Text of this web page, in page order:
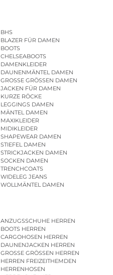
BHS
BLAZER FÜR DAMEN
BOOTS
CHELSEABOOTS
DAMENKLEIDER
DAUNENMÄNTEL DAMEN
GROSSE GRÖSSEN DAMEN
JACKEN FÜR DAMEN
KURZE RÖCKE
LEGGINGS DAMEN
MÄNTEL DAMEN
MAXIKLEIDER
MIDIKLEIDER
SHAPEWEAR DAMEN
STIEFEL DAMEN
STRICKJACKEN DAMEN
SOCKEN DAMEN
TRENCHCOATS
WIDELEG JEANS
WOLLMÄNTEL DAMEN
ANZUGSSCHUHE HERREN
BOOTS HERREN
CARGOHOSEN HERREN
DAUNENJACKEN HERREN
GROSSE GRÖSSEN HERREN
HERREN FREIZEITHEMDEN
HERRENHOSEN